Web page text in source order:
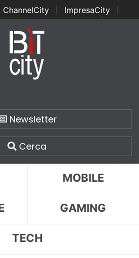
ChannelCity ImpresaCity
Italian Channel Awards | Italian
Italian Security Awards
Newsletter
Cerca
MOBILE
GAMING
TECH